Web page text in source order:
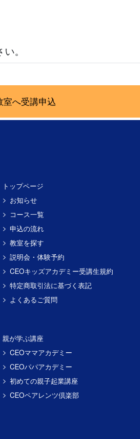
。
室へ受講申込
トップページ
お知らせ
コース一覧
申込の流れ
教室を探す
説明会・体験予約
CEOキッズアカデミー受講生規約
特定商取引法に基づく表記
よくあるご質問
親が学ぶ講座
CEOママアカデミー
CEOパパアカデミー
初めての親子起業講座
CEOペアレンツ倶楽部